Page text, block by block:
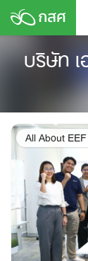
Skip
บริษัท
All About EEF